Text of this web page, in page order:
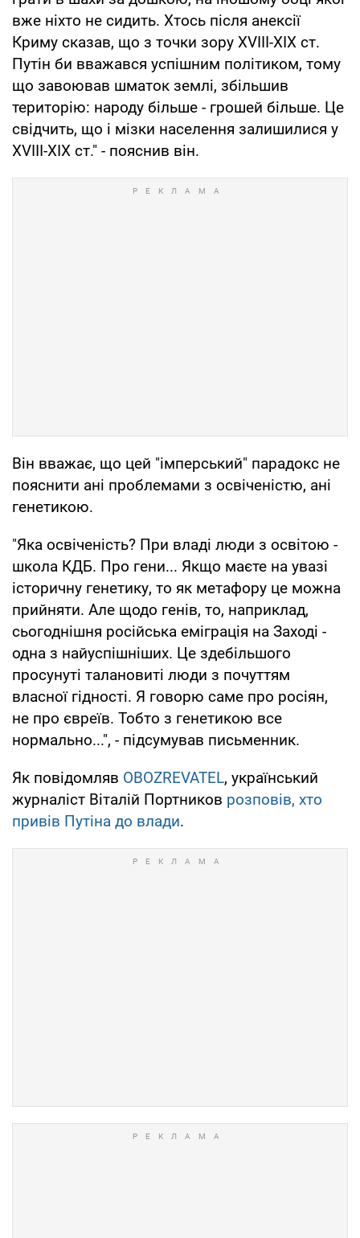
вже ніхто не сидить. Хтось після анексії
Криму сказав, що з точки зору XVIII-XIX ст.
Путін би вважався успішним політиком, тому
що завоював шматок землі, збільшив
територію: народу більше - грошей більше. Це
свідчить, що і мізки населення залишилися у
XVIII-XIX ст." - пояснив він.
Він вважає, що цей "імперський" парадокс не
пояснити ані проблемами з освіченістю, ані
генетикою.
"Яка освіченість? При владі люди з освітою -
школа КДБ. Про гени... Якщо маєте на увазі
історичну генетику, то як метафору це можна
прийняти. Але щодо генів, то, наприклад,
сьогоднішня російська еміграція на Заході -
одна з найуспішніших. Це здебільшого
просунуті талановиті люди з почуттям
власної гідності. Я говорю саме про росіян,
не про євреїв. Тобто з генетикою все
нормально...", - підсумував письменник.
Як повідомляв OBOZREVATEL, український
журналіст Віталій Портников розповів, хто
привів Путіна до влади.